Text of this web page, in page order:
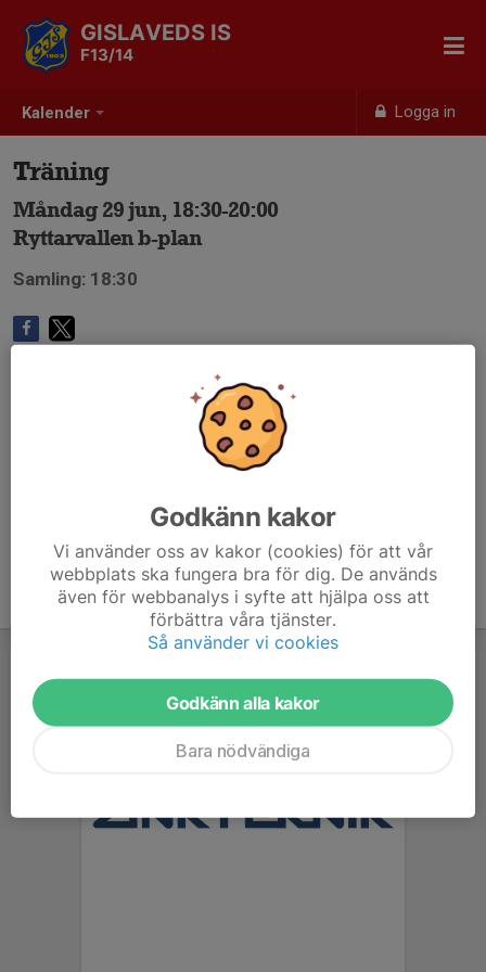
Kalender Logga in
GISLAVEDS IS
F13/14
Träning
Måndag 29 jun, 18:30-20:00
Ryttarvallen b-plan
Samling: 18:30
Godkänn kakor
Vi använder oss av kakor (cookies) för att vår
webbplats ska fungera bra för dig. De används
även för webbanalys i syfte att hjälpa oss att
förbättra våra tjänster.
Så använder vi cookies
Godkänn alla kakor
Bara nödvändiga